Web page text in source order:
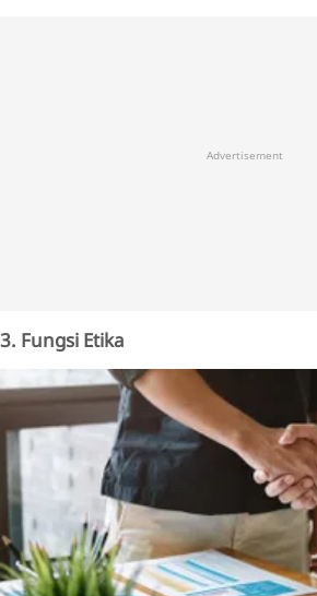
Advertisement
3. Fungsi Etika